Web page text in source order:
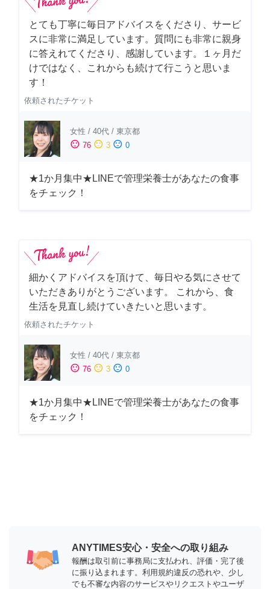
とても丁寧に毎日アドバイスをくださり、サービ
スに非常に満足しています。質問にも非常に親身
に答えれてくださり、感謝しています。１ヶ月だ
けではなく、これからも続けて行こうと思いま
す！
依頼されたチケット
女性 / 40代 / 東京都
sentiment_satisfied 76 sentiment_neutral 3 sentiment_dissatisfied 0
★1か月集中★LINEで管理栄養士があなたの食事
をチェック！
細かくアドバイスを頂けて、毎日やる気にさせて
いただきありがとうございます。 これから、食
生活を見直し続けていきたいと思います。
依頼されたチケット
女性 / 40代 / 東京都
sentiment_satisfied 76 sentiment_neutral 3 sentiment_dissatisfied 0
★1か月集中★LINEで管理栄養士があなたの食事
をチェック！
ANYTIMES安心・安全への取り組み
報酬は取引前に事務局に支払われ、評価・完了後
に振り込まれます。利用規約違反の恐れや、少し
でも不審な内容のサービスやリクエストやユーザ